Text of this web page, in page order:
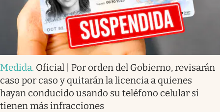
Medida. Oficial | Por orden del Gobierno, revisarán
caso por caso y quitarán la licencia a quienes
hayan conducido usando su teléfono celular si
tienen más infracciones